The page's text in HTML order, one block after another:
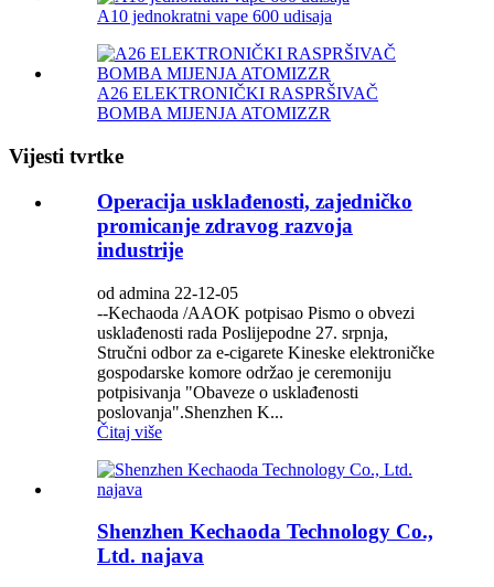
A10 jednokratni vape 600 udisaja
A26 ELEKTRONIČKI RASPRŠIVAČ
BOMBA MIJENJA ATOMIZZR
Vijesti tvrtke
Operacija usklađenosti, zajedničko
promicanje zdravog razvoja
industrije
od admina 22-12-05
--Kechaoda /AAOK potpisao Pismo o obvezi
usklađenosti rada Poslijepodne 27. srpnja,
Stručni odbor za e-cigarete Kineske elektroničke
gospodarske komore održao je ceremoniju
potpisivanja "Obaveze o usklađenosti
poslovanja".Shenzhen K...
Čitaj više
Shenzhen Kechaoda Technology Co.,
Ltd. najava